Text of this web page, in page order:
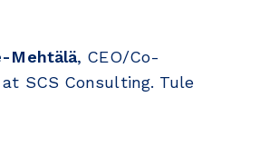
Mehtälä, CEO/Co-
SCS Consulting. Tule